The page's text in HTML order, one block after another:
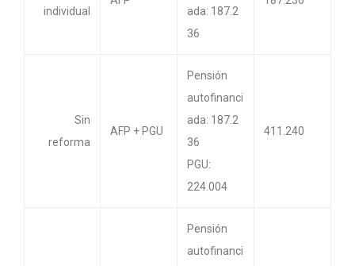
individual
ada: 187.2
36
Sin
reforma
AFP + PGU
Pensión
autofinanci
ada: 187.2
36
PGU:
224.004
411.240
Pensión
autofinanci